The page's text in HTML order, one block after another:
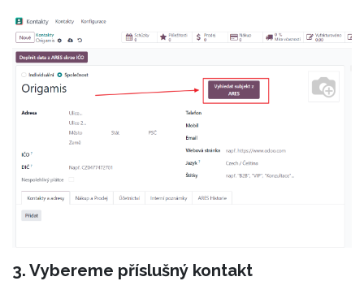
3. Vybereme příslušný kontakt